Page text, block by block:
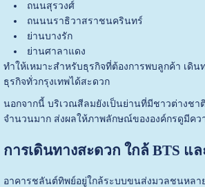
ถนนสุรวงศ์
ถนนนราธิวาสราชนครินทร์
ย่านบางรัก
ย่านศาลาแดง
ทำให้เหมาะสำหรับธุรกิจที่ต้องการพบลูกค้า เดิน
ธุรกิจทั่วกรุงเทพได้สะดวก
นอกจากนี้ บริเวณสีลมยังเป็นย่านที่มีชาวต่างช
จำนวนมาก ส่งผลให้ภาพลักษณ์ขององค์กรดูมีคว
การเดินทางสะดวก ใกล้ BTS แ
อาคารชลันต์ทิพย์อยู่ใกล้ระบบขนส่งมวลชนหลา